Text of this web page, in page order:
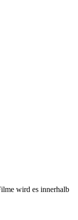
wird es innerhalb